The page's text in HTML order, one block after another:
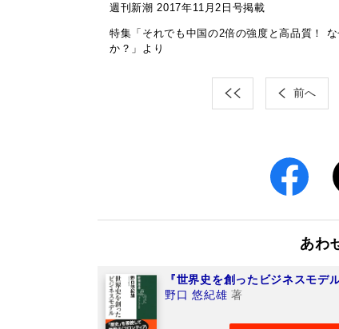
週刊新潮 2017年11月2日号掲載
特集「それでも中国の2倍の強度と高品質！
か？」より
前へ
あわ
『世界史を創ったビジネスモデル
野口 悠紀雄 著